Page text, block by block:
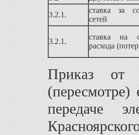
3.2.1.
ставка за
сетей
3.2.1.
ставка на
расхода
Приказ от
передаче